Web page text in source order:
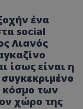
ένα
social
Λιανός
ίσως είναι η
κόσμο των
χώρο της